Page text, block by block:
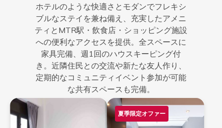
ホテルのような快適さとモダンでフレキシ
ブルなステイを兼ね備え、充実したアメニ
ティとMTR駅・飲食店・ショッピング施設
への便利なアクセスを提供。全スペースに
家具完備、週1回のハウスキーピング付
き。近隣住民との交流や新たな友人作り、
定期的なコミュニティイベント参加が可能
な共有スペースも完備。
夏季限定オファー